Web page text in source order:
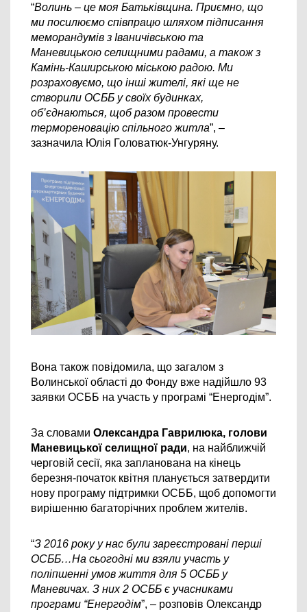
“Волинь – це моя Батьківщина. Приємно, що
ми посилюємо співпрацю шляхом підписання
меморандумів з Іваничівською та
Маневицькою селищними радами, а також з
Камінь-Каширською міською радою. Ми
розраховуємо, що інші жителі, які ще не
створили ОСББ у своїх будинках,
об’єднаються, щоб разом провести
термореновацію спільного житла”, –
зазначила Юлія Головатюк-Унгуряну.
Вона також повідомила, що загалом з
Волинської області до Фонду вже надійшло 93
заявки ОСББ на участь у програмі “Енергодім”.
За словами Олександра Гаврилюка, голови
Маневицької селищної ради, на найближчій
черговій сесії, яка запланована на кінець
березня-початок квітня планується затвердити
нову програму підтримки ОСББ, щоб допомогти
вирішенню багаторічних проблем жителів.
“З 2016 року у нас були зареєстровані перші
ОСББ…На сьогодні ми взяли участь у
поліпшенні умов життя для 5 ОСББ у
Маневичах. З них 2 ОСББ є учасниками
програми “Енергодім”, – розповів Олександр